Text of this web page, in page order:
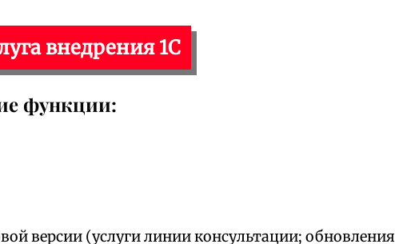
внедрения 1С
функции:
версии (услуги линии консультации; обновления